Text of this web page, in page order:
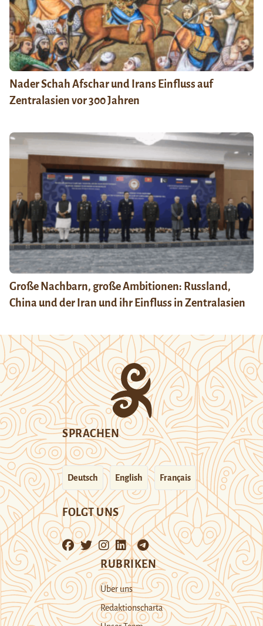
Nader Schah Afschar und Irans Einfluss auf
Zentralasien vor 300 Jahren
Große Nachbarn, große Ambitionen: Russland,
China und der Iran und ihr Einfluss in Zentralasien
SPRACHEN
Deutsch English Français
FOLGT UNS
RUBRIKEN
Über uns
Redaktionscharta